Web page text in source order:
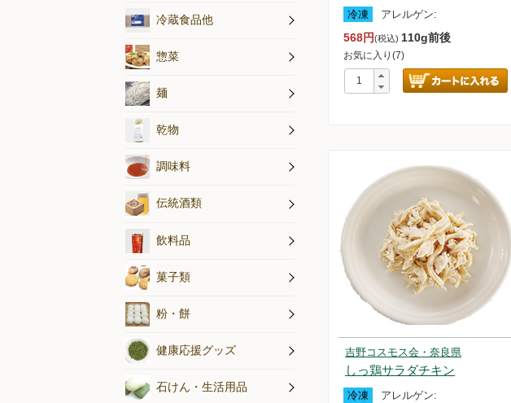
冷蔵食品他 生芋・木灰で固めた蒟蒻
練り製品
漬物・佃煮他
惣菜
麺
乾物
調味料 オルター特選天然だし素材
伝統酒類
飲料品 無農薬茶・紅茶
ジュース
コーヒー
その他飲料
菓子類 こだわり菓子類
こんにゃくわらび餅
粉・餅
健康応援グッズ
石けん・生活用品
冷凍 アレルゲン:
568円(税込) 110g前後
お気に入り(7)
吉野コスモス会・奈良県
しっ鶏サラダチキン
冷凍 アレルゲン: